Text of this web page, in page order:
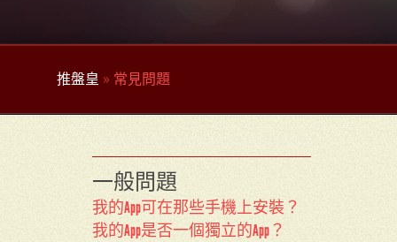
推盤皇 » 常見問題
一般問題
我的App可在那些手機上安裝？
我的App是否一個獨立的App？